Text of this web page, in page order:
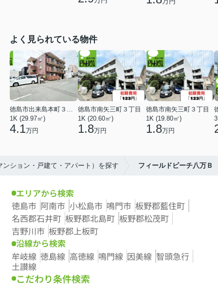
よく見られている物件
1K (29.97㎡)
4.1万円
徳島市南矢三町３丁目
1K (20.60㎡)
1.8万円
徳島市南矢三町３丁目
1K (19.80㎡)
1.8万円
ション・戸建て・アパート）を探す フィールドビーチ八万Ｂ
エリアから検索
徳島市 阿南市 小松島市 鳴門市 板野郡藍住町
名西郡石井町 板野郡北島町 板野郡松茂町
吉野川市 板野郡上板町
沿線から検索
牟岐線 徳島線 高徳線 鳴門線 因美線 智頭急行
土讃線
こだわり条件検索